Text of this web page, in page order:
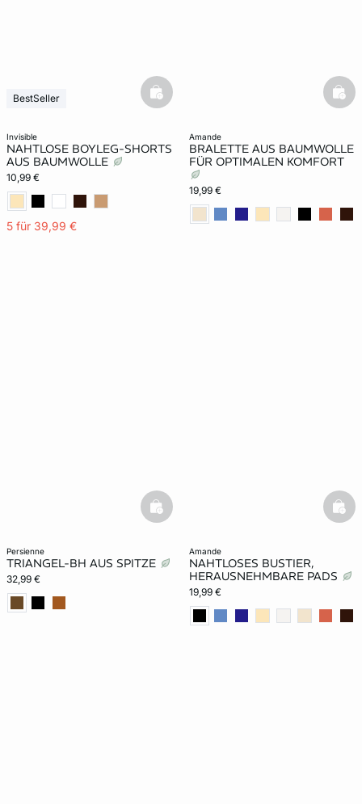
invisible
NAHTLOSE BOYLEG-SHORTS
AUS BAUMWOLLE
10,99 €
5 für 39,99 €
BestSeller basketfull
amande
BRALETTE AUS BAUMWOLLE
FÜR OPTIMALEN KOMFORT
19,99 €
persienne
TRIANGEL-BH AUS SPITZE
32,99 €
basketfull
amande
NAHTLOSES BUSTIER,
HERAUSNEHMBARE PADS
19,99 €